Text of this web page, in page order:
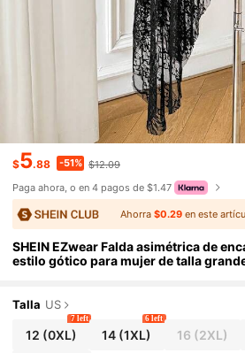
$5.88 -51% $12.09
Paga ahora, o en 4 pagos de $1.47
Ahorra $0.29en este
SHEIN EZwear Falda asimétrica de
estilo gótico para mujer de talla
Talla US
12 (0XL)
7 left
14 (1XL)
6 left
16 (2XL)